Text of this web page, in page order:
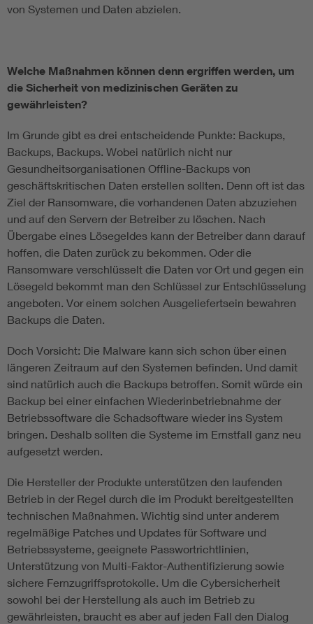
von Systemen und Daten abzielen.
Welche Maßnahmen können denn ergriffen werden, um
die Sicherheit von medizinischen Geräten zu
gewährleisten?
Im Grunde gibt es drei entscheidende Punkte: Backups,
Backups, Backups. Wobei natürlich nicht nur
Gesundheitsorganisationen Offline-Backups von
geschäftskritischen Daten erstellen sollten. Denn oft ist das
Ziel der Ransomware, die vorhandenen Daten abzuziehen
und auf den Servern der Betreiber zu löschen. Nach
Übergabe eines Lösegeldes kann der Betreiber dann darauf
hoffen, die Daten zurück zu bekommen. Oder die
Ransomware verschlüsselt die Daten vor Ort und gegen ein
Lösegeld bekommt man den Schlüssel zur Entschlüsselung
angeboten. Vor einem solchen Ausgeliefertsein bewahren
Backups die Daten.
Doch Vorsicht: Die Malware kann sich schon über einen
längeren Zeitraum auf den Systemen befinden. Und damit
sind natürlich auch die Backups betroffen. Somit würde ein
Backup bei einer einfachen Wiederinbetriebnahme der
Betriebssoftware die Schadsoftware wieder ins System
bringen. Deshalb sollten die Systeme im Ernstfall ganz neu
aufgesetzt werden.
Die Hersteller der Produkte unterstützen den laufenden
Betrieb in der Regel durch die im Produkt bereitgestellten
technischen Maßnahmen. Wichtig sind unter anderem
regelmäßige Patches und Updates für Software und
Betriebssysteme, geeignete Passwortrichtlinien,
Unterstützung von Multi-Faktor-Authentifizierung sowie
sichere Fernzugriffsprotokolle. Um die Cybersicherheit
sowohl bei der Herstellung als auch im Betrieb zu
gewährleisten, braucht es aber auf jeden Fall den Dialog